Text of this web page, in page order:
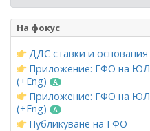
На фокус
ДДС ставки и
Приложение: ГФО на
(+Eng)
Приложение: ГФО на
(+Eng)
Публикуване на ГФО